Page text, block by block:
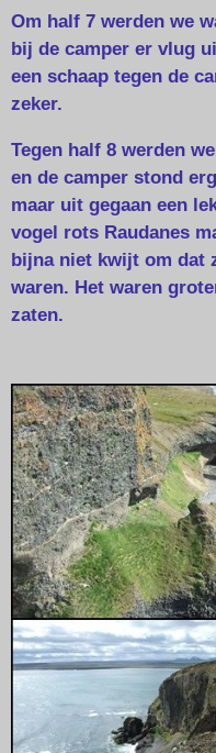
Om half 7 werden we
bij de camper er vlug
een schaap tegen de
zeker.
Tegen half 8 werden
en de camper stond
maar uit gegaan een
vogel rots Raudanes
bijna niet kwijt om dat
waren. Het waren
zaten.